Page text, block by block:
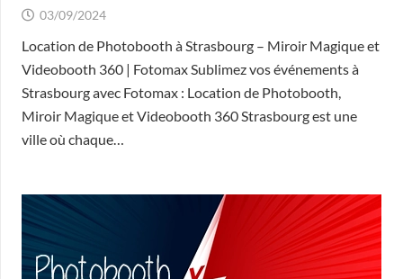
03/09/2024
Location de Photobooth à Strasbourg – Miroir Magique et
Videobooth 360 | Fotomax Sublimez vos événements à
Strasbourg avec Fotomax : Location de Photobooth,
Miroir Magique et Videobooth 360 Strasbourg est une
ville où chaque…